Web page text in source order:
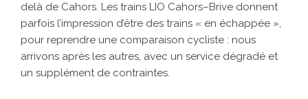
delà de Cahors. Les trains LIO Cahors–Brive donnent
parfois l’impression d’être des trains « en échappée »,
pour reprendre une comparaison cycliste : nous
arrivons après les autres, avec un service dégradé et
un supplément de contraintes.